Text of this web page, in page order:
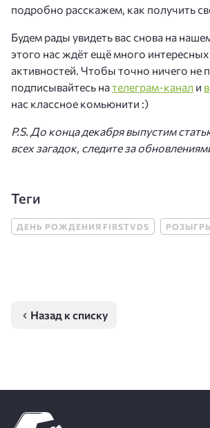
подробно расскажем, как получить
Будем рады увидеть вас снова на
этого нас ждёт ещё много
активностей. Чтобы точно ничего не
подписывайтесь нателеграм-канал и
нас классное комьюнити :)
P.S. До конца декабря выпустим
всех загадок, следите за
Теги
ДЕНЬ РОЖДЕНИЯ FIRSTVDS
Назад к списку